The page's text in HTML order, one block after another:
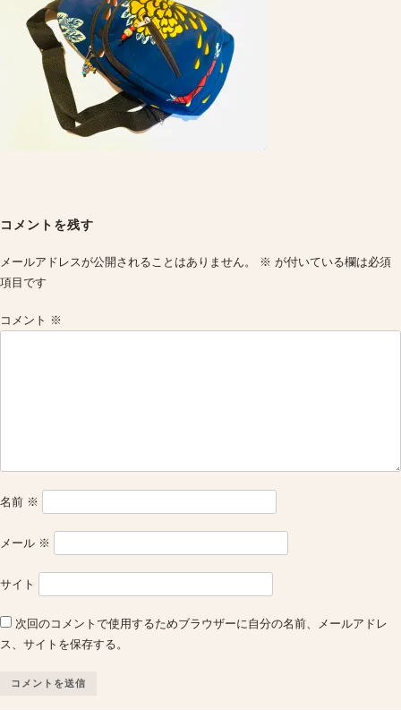
navigation
コメントを残す
メールアドレスが公開されることはありません。 ※ が付いている欄は必須
項目です
コメント ※
名前 ※
メール ※
サイト
次回のコメントで使用するためブラウザーに自分の名前、メールアドレ
ス、サイトを保存する。